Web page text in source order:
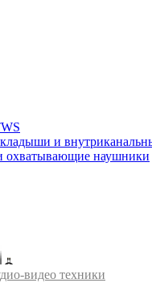
и
охватывающие наушники
видео техники